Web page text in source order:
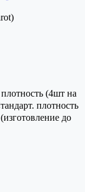
(4шт на
плотность
до